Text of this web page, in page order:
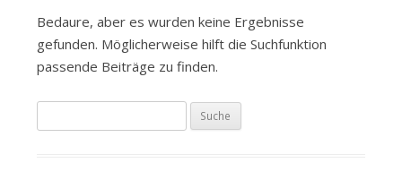
Bedaure, aber es wurden keine Ergebnisse
gefunden. Möglicherweise hilft die Suchfunktion
passende Beiträge zu finden.
u